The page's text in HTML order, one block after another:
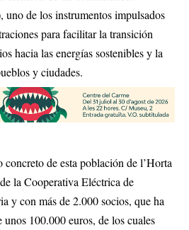
uno de los instrumentos impulsados
para facilitar la transición
hacia las energías sostenibles y la
y ciudades.
concreto de esta población de l’Horta
la Cooperativa Eléctrica de
y con más de 2.000 socios, que ha
100.000 euros, de los cuales